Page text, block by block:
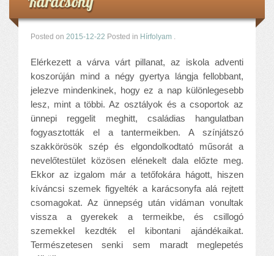
Komplex közlekedés Egészségfejlesztés
Nyelvi vetélkedő
TÁMOP-3.1.6-11/2
TÁMOP-3.3.15.
TIOP-1.1.1-12/1
Kutyaterápia
RRF-1.2.4-25-2025-00053
Ökoiskola
Elérhetőségek
Fogadóóra
Tájékoztatás
Állásajánlatok
Posted on 2015-12-22 Posted in Hírfolyam .
Elérkezett a várva várt pillanat, az iskola adventi
koszorúján mind a négy gyertya lángja fellobbant,
jelezve mindenkinek, hogy ez a nap különlegesebb
lesz, mint a többi. Az osztályok és a csoportok az
ünnepi reggelit meghitt, családias hangulatban
fogyasztották el a tantermeikben. A színjátszó
szakkörösök szép és elgondolkodtató műsorát a
nevelőtestület közösen elénekelt dala előzte meg.
Ekkor az izgalom már a tetőfokára hágott, hiszen
kíváncsi szemek figyelték a karácsonyfa alá rejtett
csomagokat. Az ünnepség után vidáman vonultak
vissza a gyerekek a termeikbe, és csillogó
szemekkel kezdték el kibontani ajándékaikat.
Természetesen senki sem maradt meglepetés